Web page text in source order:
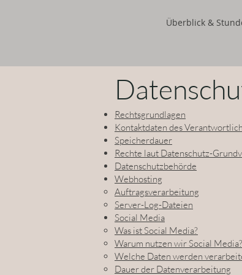
Überblick &
Rechtsgrundlagen
Kontaktdaten des
Speicherdauer
Rechte laut Datenschutz-
Datenschutzbehörde
Webhosting
Auftragsverarbeitung
Server-Log-Dateien
Social Media
Was ist Social Media?
Warum nutzen wir Social Media?
Welche Daten werden
Dauer der Datenverarbeitung